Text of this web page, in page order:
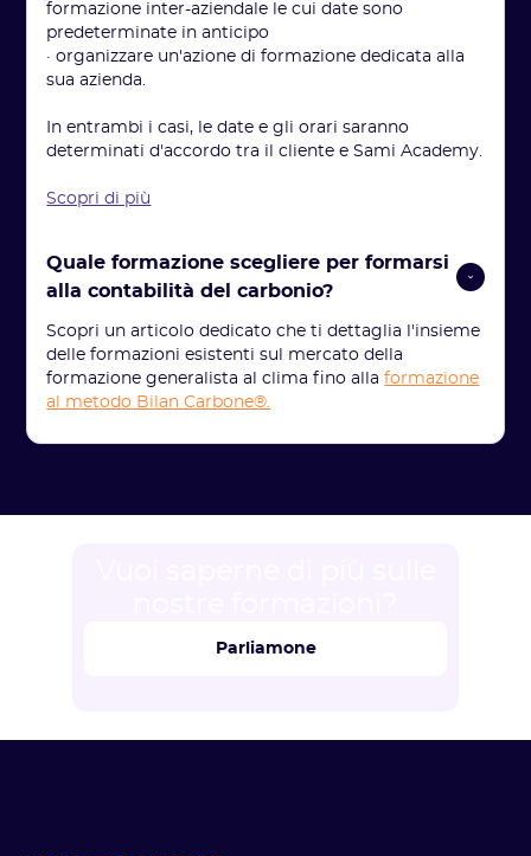
formazione inter-aziendale le cui date sono
predeterminate in anticipo
· organizzare un'azione di formazione dedicata alla
sua azienda.
In entrambi i casi, le date e gli orari saranno
determinati d'accordo tra il cliente e Sami Academy.
Scopri di più
Quale formazione scegliere per formarsi
alla contabilità del carbonio?
Scopri un articolo dedicato che ti dettaglia l'insieme
delle formazioni esistenti sul mercato della
formazione generalista al clima fino allaformazione
al metodo Bilan Carbone®.
Parliamone